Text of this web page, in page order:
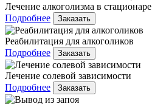
Лечение алкоголизма в стационаре
Подробнее
Заказать
Реабилитация для алкоголиков
Подробнее
Заказать
Лечение солевой зависимости
Подробнее
Заказать